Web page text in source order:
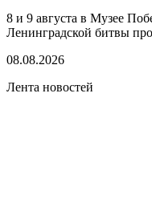
8 и 9 августа в Музее
Ленинградской битвы
08.08.2026
Лента новостей